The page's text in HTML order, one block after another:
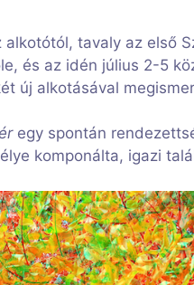
tavaly az első
és az idén július 2-5
új alkotásával
egy spontán
komponálta, igazi